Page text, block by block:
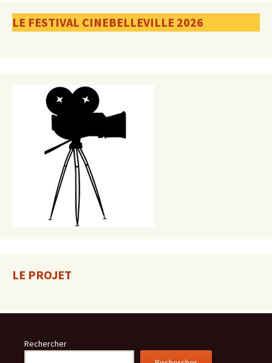
LE FESTIVAL CINEBELLEVILLE 2026
LE PROJET
Rechercher